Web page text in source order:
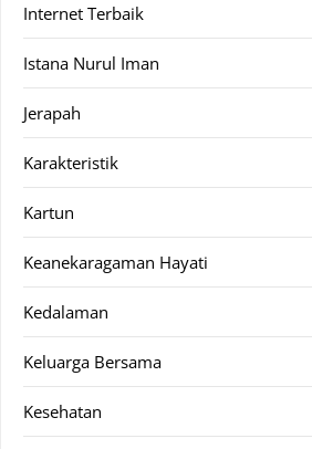
Internet Terbaik
Istana Nurul Iman
Jerapah
Karakteristik
Kartun
Keanekaragaman Hayati
Kedalaman
Keluarga Bersama
Kesehatan